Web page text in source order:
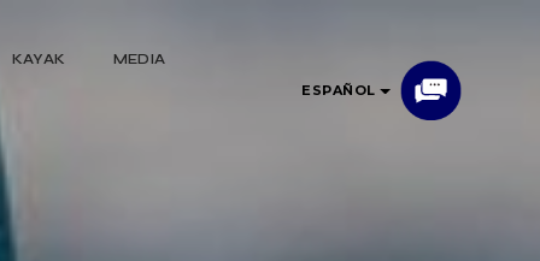
KAYAK
MEDIA
ESPAÑOL